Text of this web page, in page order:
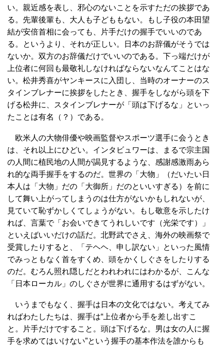
い。親近感を表し、邪心のないことを示すただの挨拶であ
る。先輩後輩も、大人も子どももない。もし子役の本田望
結が安倍首相に会っても、片手だけの握手でいいのであ
る。というより、それが正しい。日本のお辞儀がそうでは
ないか。双方のお辞儀だけでいいのである。下っ端だけが
上位者に何回も最敬礼しなければならないなんてことはな
い。松井秀喜がヤンキースに入団し、当時のオーナーのス
タインブレナーに挨拶をしたとき、握手をしながら頭を下
げる松井に、スタインブレナーが「頭は下げるな」といっ
たことは有名（？）である。
欧米人の大物俳優や映画監督やスポーツ選手に会うとき
は、それ以上にひどい。インタビュワーは、まるで宗主国
の人間に植民地の人間が謁見するような、感謝感激雨あら
れ的な両手握手をするのだ。世界の「大物」（だいたい日
本人は「大物」だの「大御所」だのといいすぎる）を前に
して舞い上がってしまうのは仕方がないかもしれないが、
見ていて恥ずかしくてしょうがない。もし敬意を示したけ
れば、言葉で「お会いできてうれしいです（光栄です）」
といえばいいだけの話だ。北野武でさえ、海外の映画祭で
受賞したりすると、「テヘヘ、申し訳ない」といった風情
でみっともなく首をすくめ、頭をかくしぐさをしたりする
のだ。むろん照れ隠しだとわれわれにはわかるが、こんな
「日本ローカル」のしぐさが世界に通用するはずがない。
いうまでもなく、握手は日本の文化ではない。考えてみ
ればわたしたちは、握手は“上位者から手を差し出すこ
と。片手だけですること。頭は下げるな。男は女の人に握
手を求めてはいけない”という握手の基本作法を誰からも